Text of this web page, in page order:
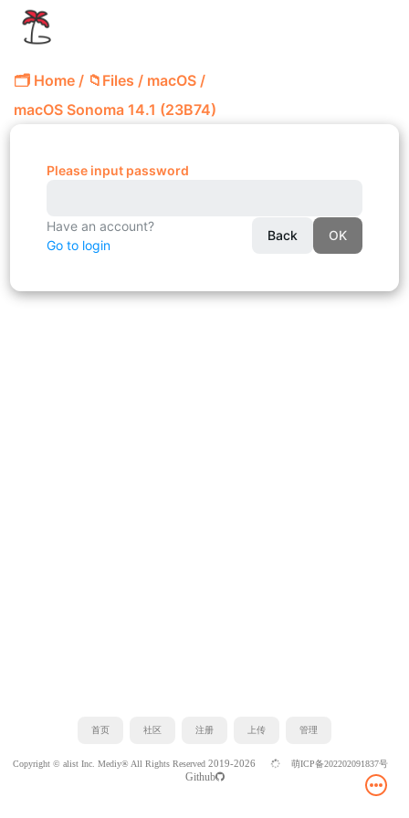
🗂️ Home / 📁Files / macOS /
macOS Sonoma 14.1 (23B74)
Please input password
Have an account?
Go to login
Back OK
首页 社区 注册 上传 管理
Copyright © alist Inc. Mediy® All Rights Reserved 2019-2026 萌ICP备202202091837号
Github